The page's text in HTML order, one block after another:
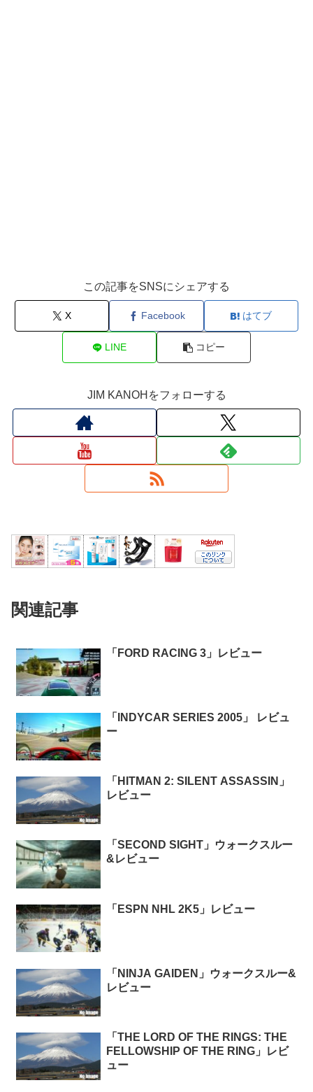
この記事をSNSにシェアする
X Facebook はてブ
LINE コピー
JIM KANOHをフォローする
関連記事
「FORD RACING 3」レビュー
「INDYCAR SERIES 2005」 レビュ
ー
「HITMAN 2: SILENT ASSASSIN」
レビュー
「SECOND SIGHT」ウォークスルー
&レビュー
「ESPN NHL 2K5」レビュー
「NINJA GAIDEN」ウォークスルー&
レビュー
「THE LORD OF THE RINGS: THE
FELLOWSHIP OF THE RING」レビ
ュー